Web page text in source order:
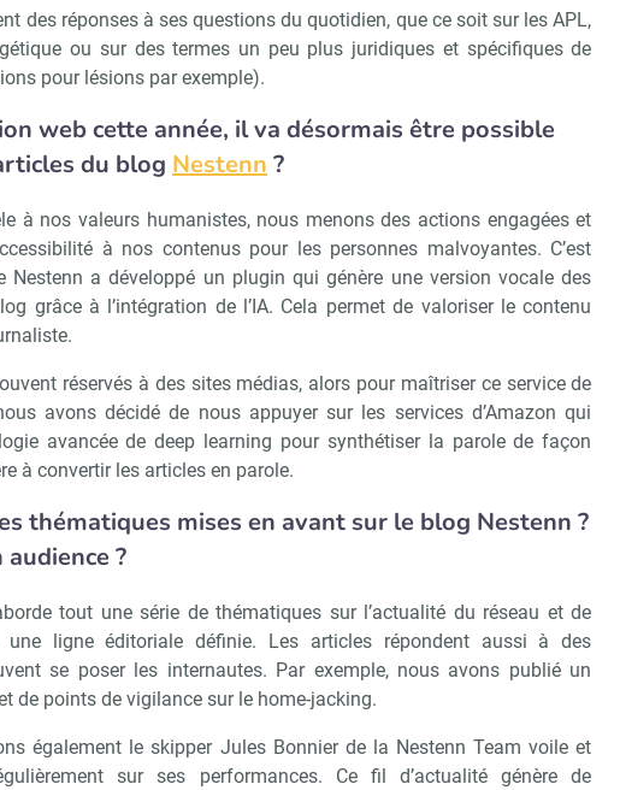
des réponses à ses questions du quotidien, que ce soit sur les APL,
ou sur des termes un peu plus juridiques et spécifiques de
pour lésions par exemple).
web cette année, il va désormais être possible
du blog Nestenn ?
à nos valeurs humanistes, nous menons des actions engagées et
à nos contenus pour les personnes malvoyantes. C’est
Nestenn a développé un plugin qui génère une version vocale des
grâce à l’intégration de l’IA. Cela permet de valoriser le contenu
réservés à des sites médias, alors pour maîtriser ce service de
avons décidé de nous appuyer sur les services d’Amazon qui
avancée de deep learning pour synthétiser la parole de façon
à convertir les articles en parole.
thématiques mises en avant sur le blog Nestenn ?
?
tout une série de thématiques sur l’actualité du réseau et de
une ligne éditoriale définie. Les articles répondent aussi à des
se poser les internautes. Par exemple, nous avons publié un
de points de vigilance sur le home-jacking.
également le skipper Jules Bonnier de la Nestenn Team voile et
sur ses performances. Ce fil d’actualité génère de
Non merci, je reçois déjà ! Je déciderai plus tard